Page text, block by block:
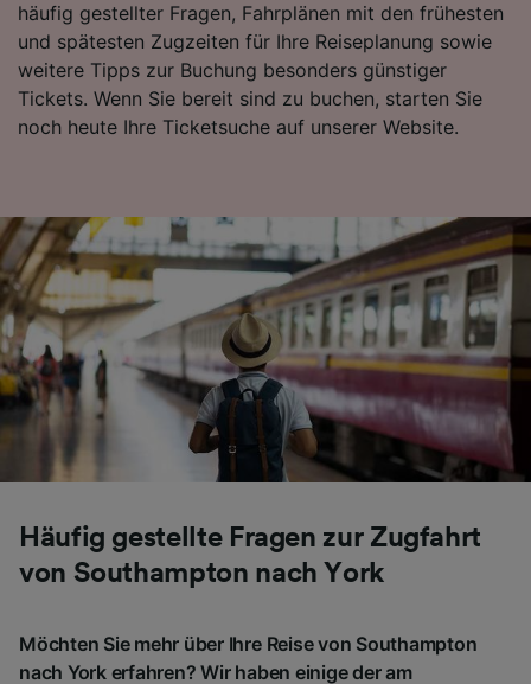
häufig gestellter Fragen, Fahrplänen mit den frühesten
und spätesten Zugzeiten für Ihre Reiseplanung sowie
weitere Tipps zur Buchung besonders günstiger
Tickets. Wenn Sie bereit sind zu buchen, starten Sie
noch heute Ihre Ticketsuche auf unserer Website.
Häufig gestellte Fragen zur Zugfahrt
von Southampton nach York
Möchten Sie mehr über Ihre Reise von Southampton
nach York erfahren? Wir haben einige der am